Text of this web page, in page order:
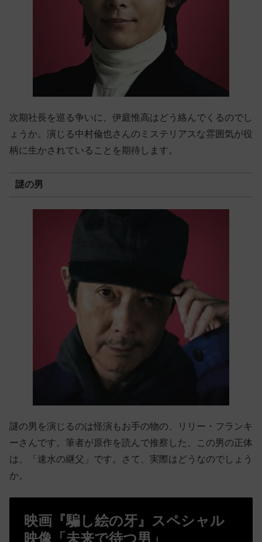
次期社長を巡る争いに、伊庭惟高はどう絡んでくるのでし
ょうか。演じる中村倫也さんのミステリアスな雰囲気が役
柄に生かされていることを期待します。
謎の男
謎の男を演じるのは怪演もお手の物の、リリー・フランキ
ーさんです。筆者が原作を読んで推察した、この男の正体
は、「速水の継父」です。さて、実際はどうなのでしょう
か。
映画『騙し絵の牙』スペシャル
映像「未来で待つ男」